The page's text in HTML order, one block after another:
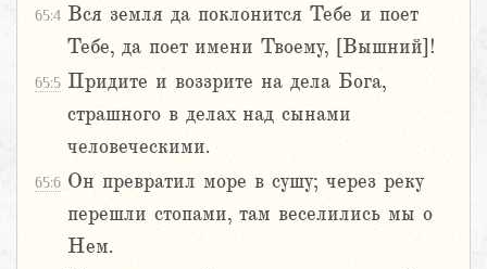
65:4 Вся земля да поклонится Тебе и поет
Тебе, да поет имени Твоему, [Вышний]!
65:5 Придите и воззрите на дела Бога,
страшного в делах над сынами
человеческими.
65:6 Он превратил море в сушу; через реку
перешли стопами, там веселились мы о
Нем.